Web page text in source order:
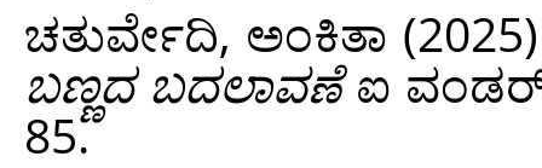
ಚತುರ್ವೇದಿ, ಅಂಕಿತಾ
ಬಣ್ಣದ ಬದಲಾವಣೆಐ
85.